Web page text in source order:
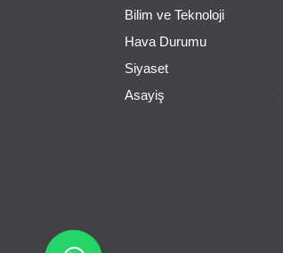
Bilim ve Teknoloji
Hava Durumu
Siyaset
Asayiş